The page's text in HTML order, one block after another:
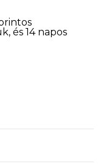
és 14 napos